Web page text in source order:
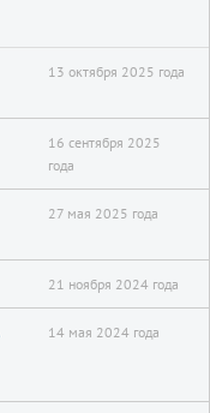
13 октября 2025 года
16 сентября 2025
года
27 мая 2025 года
21 ноября 2024 года
14 мая 2024 года